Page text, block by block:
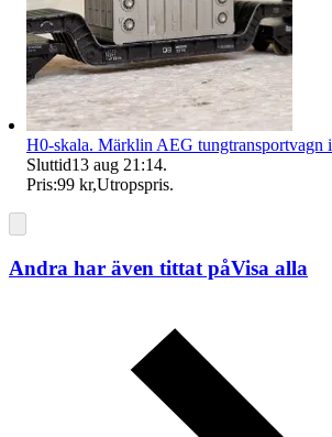
H0-skala. Märklin AEG tungtransportvagn
Sluttid13 aug 21:14.
Pris:99 kr,Utropspris.
Andra har även tittat påVisa alla